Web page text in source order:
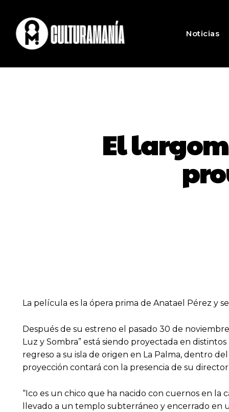
Noticias
El
La película es la ópera prima de Anatael Pérez y
Después de su estreno el pasado 30 de
Luz y Sombra” está siendo proyectada en
regreso a su isla de origen en La Palma, dentro
proyección contará con la presencia de su
“Ico es un chico que ha nacido con cuernos en
llevado a un templo subterráneo y encerrado en